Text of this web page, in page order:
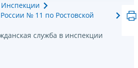
Инспекции
№ 11 по Ростовской
служба в инспекции